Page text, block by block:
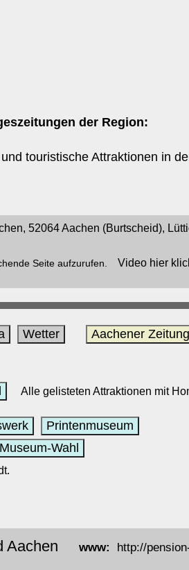
der Region:
touristische Attraktionen in
52064 Aachen (Burtscheid),
Seite aufzurufen. Video hier